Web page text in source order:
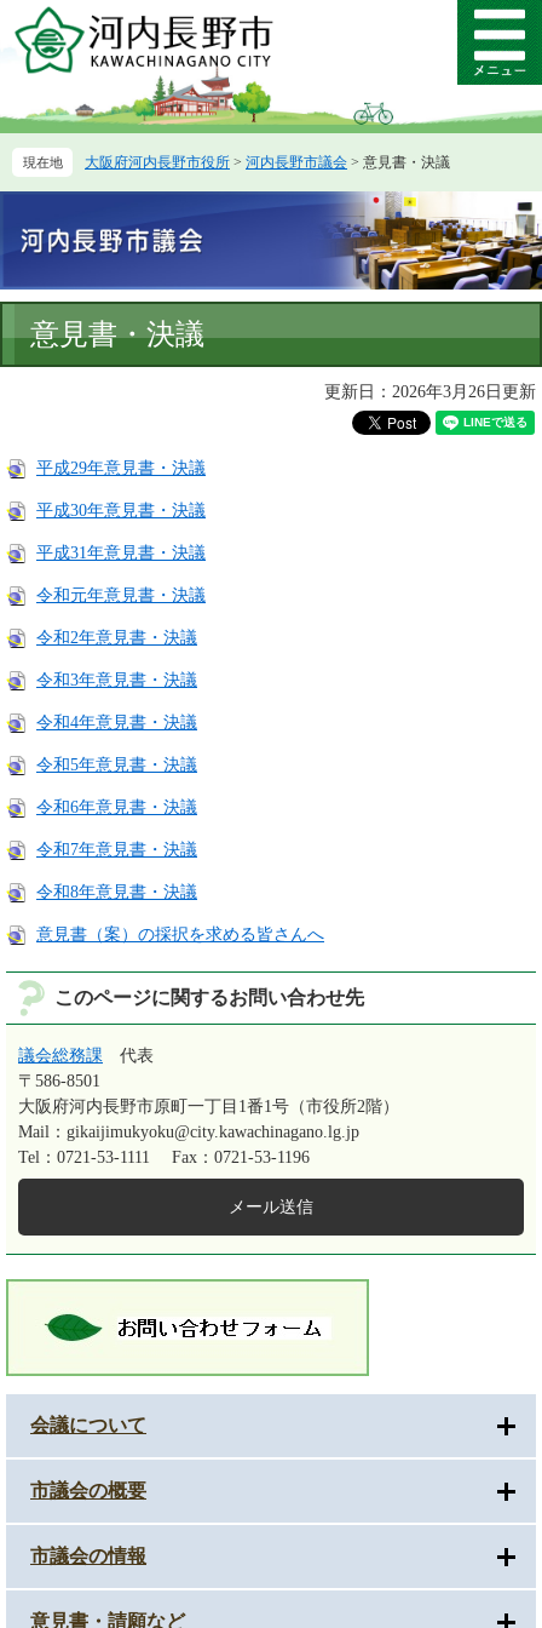
ー
先
す。
ニ
を
し
へ
メ
ニ
ー
大阪府河内長野市役所 > 河内長野市議会 > 意見書・決議
文
意見書・決議
更新日：2026年3月26日更新
平成29年意見書・決議
平成30年意見書・決議
平成31年意見書・決議
令和元年意見書・決議
令和2年意見書・決議
令和3年意見書・決議
令和4年意見書・決議
令和5年意見書・決議
令和6年意見書・決議
令和7年意見書・決議
令和8年意見書・決議
意見書（案）の採択を求める皆さんへ
このページに関するお問い合わせ先
議会総務課
代表
〒586-8501
大阪府河内長野市原町一丁目1番1号（市役所2階）
Mail：gikaijimukyoku@city.kawachinagano.lg.jp
Tel：0721-53-1111
Fax：0721-53-1196
メール送信
会議について
市議会の概要
市議会の情報
意見書・請願など